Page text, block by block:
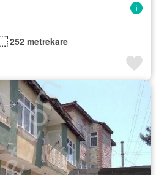
252 metrekare